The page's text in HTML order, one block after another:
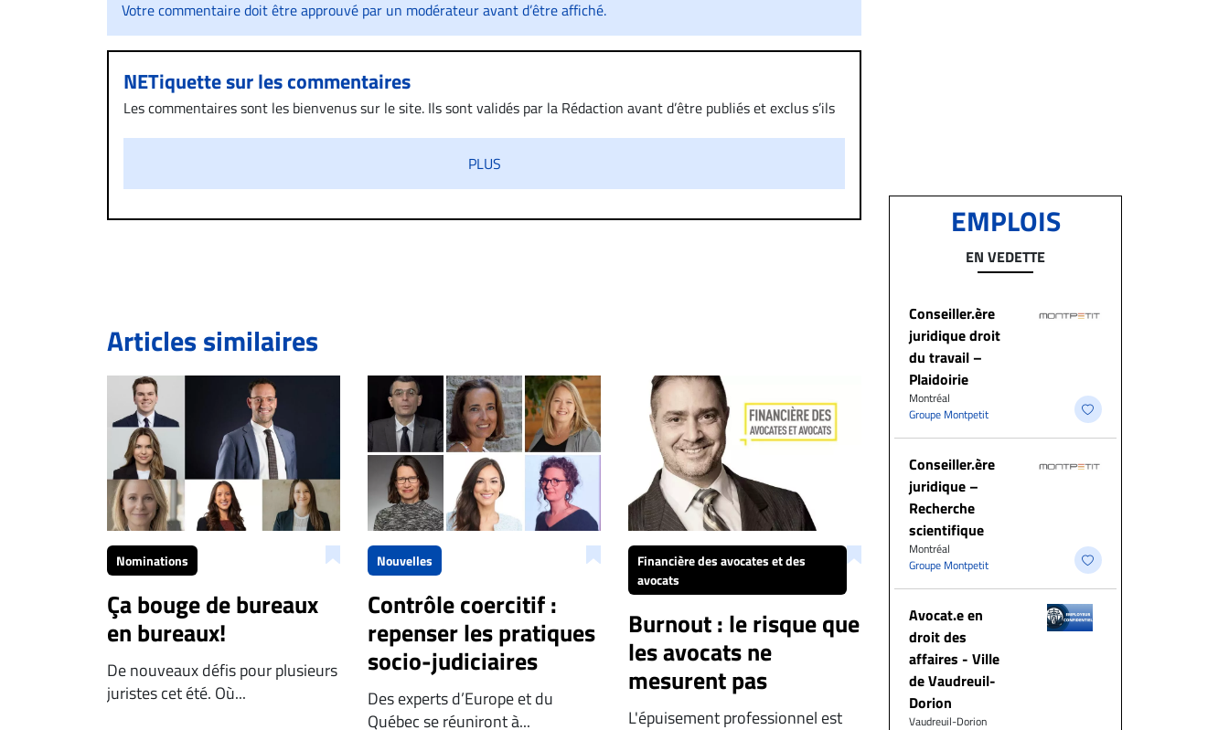
Votre commentaire doit être approuvé par un modérateur avant d’être affiché.
NETiquette sur les commentaires
Les commentaires sont les bienvenus sur le site. Ils sont validés par la Rédaction avant d’être publiés et exclus s’ils
Si votre demande apparait légitime, le commentaire sera retiré sur le champ. Vous pouvez également utiliser
l’espace dédié aux commentaires pour publier, dans les mêmes conditions de validation, un droit de réponse.
PLUS
Articles similaires
Nominations
Ça bouge de bureaux
en bureaux!
De nouveaux défis pour plusieurs
juristes cet été. Où...
Nouvelles
Contrôle coercitif :
repenser les pratiques
socio-judiciaires
Des experts d’Europe et du
Québec se réuniront à...
Financière des avocates et des
avocats
Burnout : le risque que
les avocats ne
mesurent pas
L'épuisement professionnel est
EMPLOIS
EN VEDETTE
Conseiller.ère
juridique droit
du travail –
Plaidoirie
Montréal
Groupe Montpetit
Conseiller.ère
juridique –
Recherche
scientifique
Montréal
Groupe Montpetit
Avocat.e en
droit des
affaires - Ville
de Vaudreuil-
Dorion
Vaudreuil-Dorion